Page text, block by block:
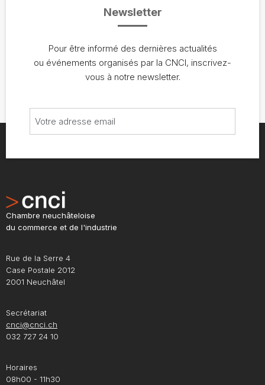
Newsletter
Pour être informé des dernières actualités
ou événements organisés par la CNCI, inscrivez-
vous à notre newsletter.
Chambre neuchâteloise
du commerce et de l'industrie
Rue de la Serre 4
Case Postale 2012
2001 Neuchâtel
Secrétariat
cnci@cnci.ch
032 727 24 10
Horaires
08h00 - 11h30